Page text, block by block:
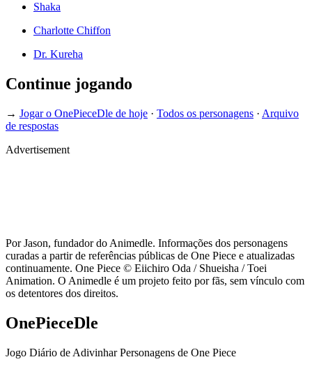
Shaka
Charlotte Chiffon
Dr. Kureha
Continue jogando
→ Jogar o OnePieceDle de hoje · Todos os personagens · Arquivo
de respostas
Advertisement
Por Jason, fundador do Animedle. Informações dos personagens
curadas a partir de referências públicas de One Piece e atualizadas
continuamente. One Piece © Eiichiro Oda / Shueisha / Toei
Animation. O Animedle é um projeto feito por fãs, sem vínculo com
os detentores dos direitos.
OnePieceDle
Jogo Diário de Adivinhar Personagens de One Piece